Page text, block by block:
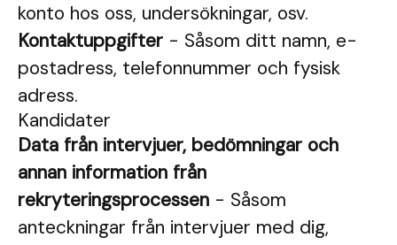
konto hos oss, undersökningar, osv.
Kontaktuppgifter - Såsom ditt namn, e-
postadress, telefonnummer och fysisk
adress.
Kandidater
Data från intervjuer, bedömningar och
annan information från
rekryteringsprocessen - Såsom
anteckningar från intervjuer med dig,